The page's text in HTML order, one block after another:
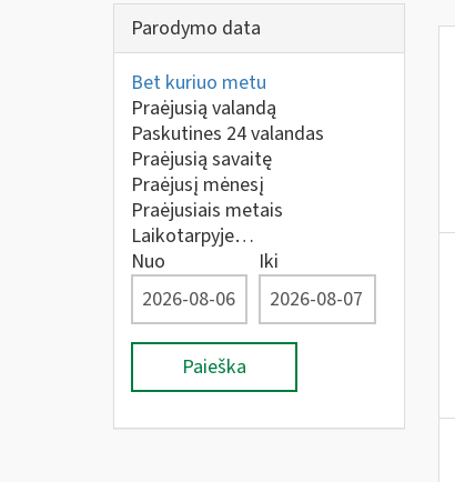
Parodymo data
Bet kuriuo metu
Praėjusią valandą
Paskutines 24 valandas
Praėjusią savaitę
Praėjusį mėnesį
Praėjusiais metais
Laikotarpyje…
Nuo
Iki
Paieška